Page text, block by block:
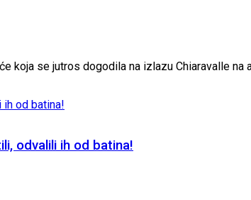
koja se jutros dogodila na izlazu Chiaravalle na
odvalili ih od batina!